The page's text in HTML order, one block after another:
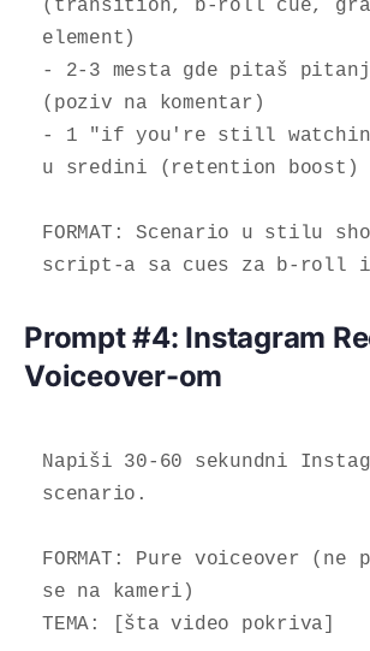
(transition, b-roll cue,
element)
- 2-3 mesta gde pitaš
(poziv na komentar)
- 1 "if you're still
u sredini (retention boost)
FORMAT: Scenario u stilu
script-a sa cues za b-roll i
Prompt #4: Instagram
Voiceover-om
Napiši 30-60 sekundni
scenario.
FORMAT: Pure voiceover (ne
se na kameri)
TEMA: [šta video pokriva]